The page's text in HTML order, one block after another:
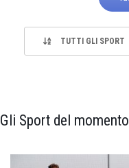
TUTTI GLI SPORT
Gli Sport del momento